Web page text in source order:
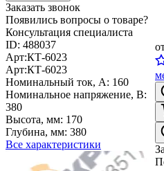
Заказать звонок
Появились вопросы о товаре?
Консультация специалиста
ID: 488037
Арт:КТ-6023
Арт:КТ-6023
Номинальный ток, А: 160
Номинальное напряжение, В:
380
Высота, мм: 170
Глубина, мм: 380
Все характеристики